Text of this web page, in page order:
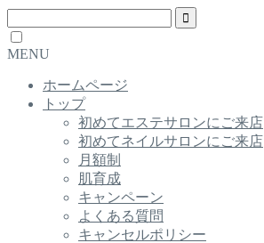
MENU
ホームページ
トップ
初めてエステサロンにご来店
初めてネイルサロンにご来店
月額制
肌育成
キャンペーン
よくある質問
キャンセルポリシー